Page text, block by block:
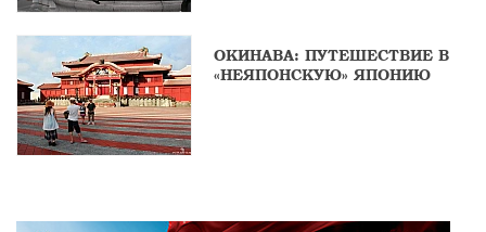
ОКИНАВА: ПУТЕШЕСТВИЕ В
«НЕЯПОНСКУЮ» ЯПОНИЮ